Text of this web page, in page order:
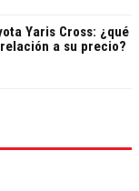
Yaris Cross: ¿qué
a su precio?